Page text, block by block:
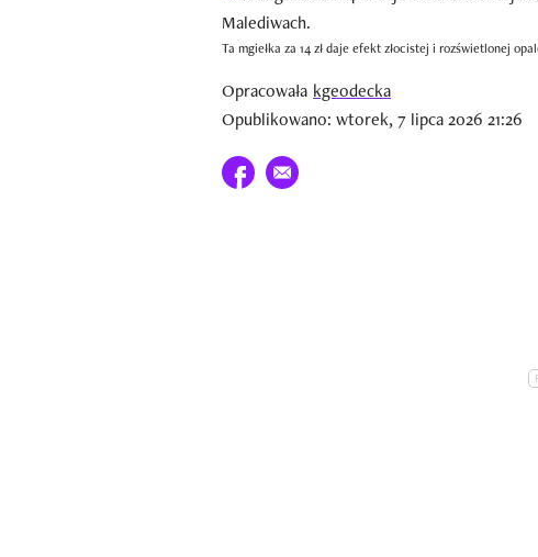
Ta mgiełka za 14 zł daje efekt złocistej i rozświetlonej
Opracowała kgeodecka
Opublikowano: wtorek, 7 lipca 2026 21:26
Udostępnij na facebook
E-mail do przyjaciela